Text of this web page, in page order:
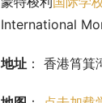
International
地址 ： 香港筲